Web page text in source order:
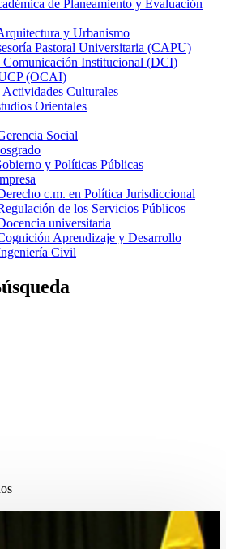
de Planeamiento y Evaluación
y Urbanismo
Pastoral Universitaria (CAPU)
Comunicación Institucional (DCI)
(OCAI)
Culturales
Orientales
Social
y Políticas Públicas
c.m. en Política Jurisdiccional
de los Servicios Públicos
universitaria
Aprendizaje y Desarrollo
Civil